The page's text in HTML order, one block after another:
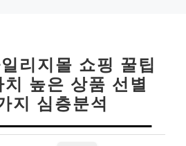
리지몰 쇼핑 꿀팁
치 높은 상품 선별
지 심층분석